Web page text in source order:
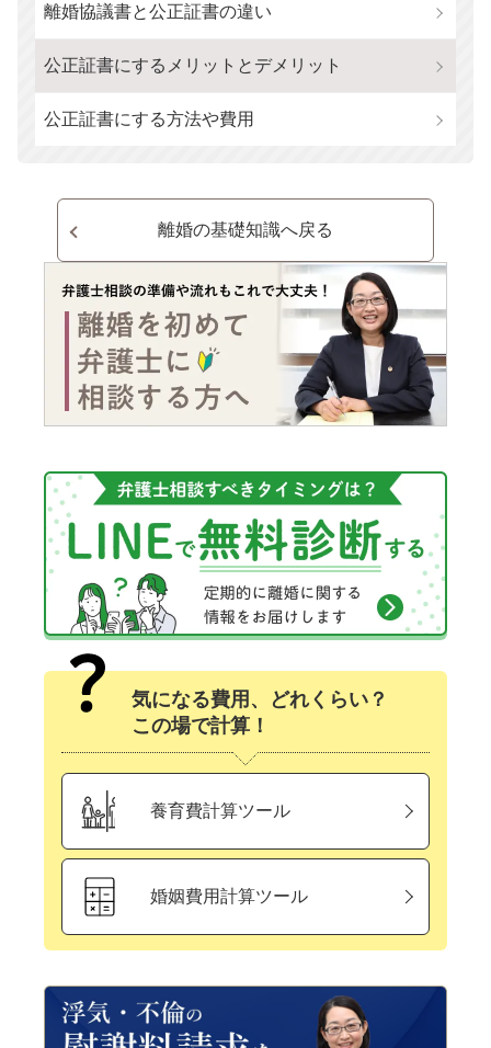
離婚協議書と公正証書の違い
公正証書にするメリットとデメリット
公正証書にする方法や費用
離婚の基礎知識へ戻る
気になる費用、どれくらい？
この場で計算！
養育費計算ツール
婚姻費用計算ツール